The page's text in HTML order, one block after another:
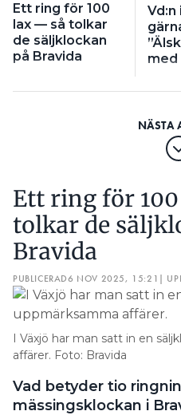
Ett ring för 100
lax — så tolkar
de säljklockan
på Bravida
Vd:n
med
Ett ring för
tolkar de
Bravida
PUBLICERAD6 NOV 2025, 15:21 |
I Växjö har man satt in en
affärer. Foto: Bravida
Vad betyder tio
mässingsklockan i